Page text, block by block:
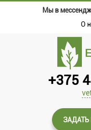
Мы в
О
+375